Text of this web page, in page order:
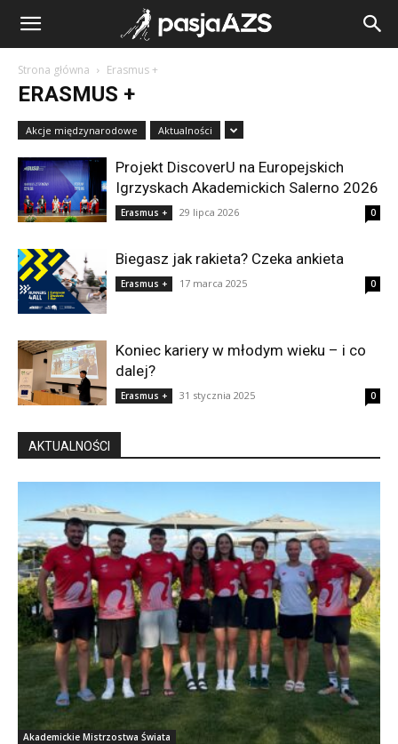
Strona główna Erasmus +
ERASMUS +
Akcje międzynarodowe Aktualności
Projekt DiscoverU na Europejskich
Igrzyskach Akademickich Salerno 2026
Erasmus + 29 lipca 2026 0
Biegasz jak rakieta? Czeka ankieta
Erasmus + 17 marca 2025 0
Koniec kariery w młodym wieku – i co
dalej?
Erasmus + 31 stycznia 2025 0
AKTUALNOŚCI
Akademickie Mistrzostwa Świata